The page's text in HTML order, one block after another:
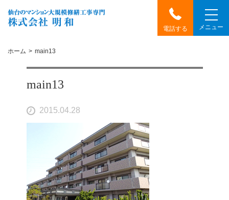
電話する メニュー
ホーム main13
main13
2015.04.28